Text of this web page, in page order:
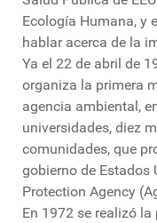
Ecología Humana, y
hablar acerca de la
Ya el 22 de abril de
organiza la primera
agencia ambiental,
universidades, diez
comunidades, que
gobierno de Estados
Protection Agency
En 1972 se realizó